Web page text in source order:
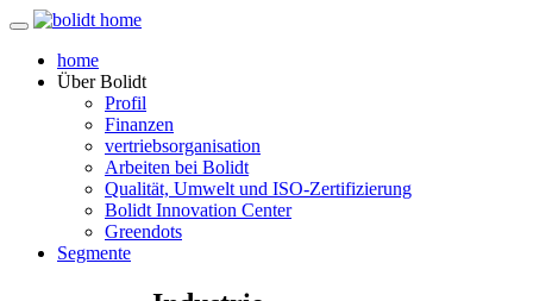
home
ÜberBolidt
Profil
Finanzen
vertriebsorganisation
Arbeiten bei Bolidt
Qualität, Umwelt und ISO-Zertifizierung
Bolidt Innovation Center
Greendots
Segmente